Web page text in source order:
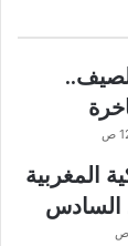
المغربية
السادس